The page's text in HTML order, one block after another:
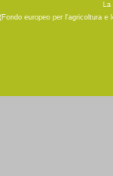
La
europeo per l'agricoltura